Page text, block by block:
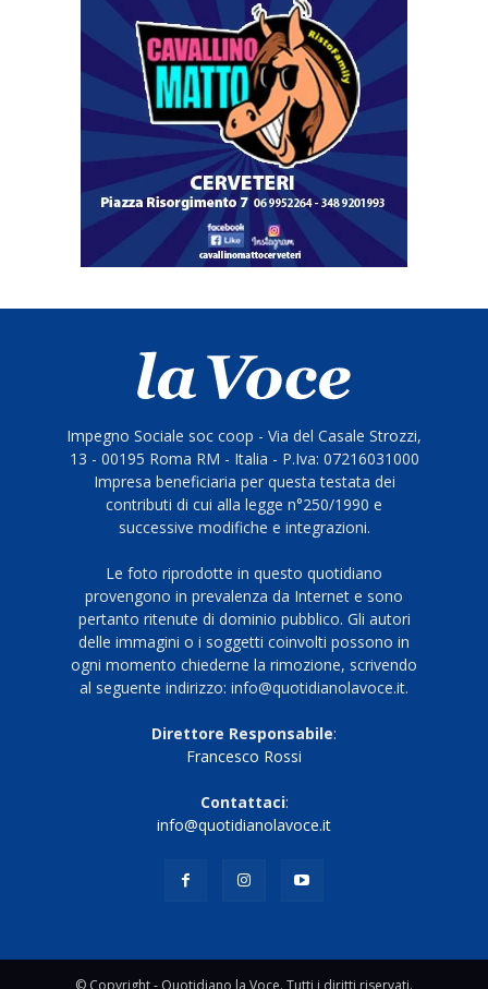
Impegno Sociale soc coop - Via del Casale Strozzi,
13 - 00195 Roma RM - Italia - P.Iva: 07216031000
Impresa beneficiaria per questa testata dei
contributi di cui alla legge n°250/1990 e
successive modifiche e integrazioni.
Le foto riprodotte in questo quotidiano
provengono in prevalenza da Internet e sono
pertanto ritenute di dominio pubblico. Gli autori
delle immagini o i soggetti coinvolti possono in
ogni momento chiederne la rimozione, scrivendo
al seguente indirizzo: info@quotidianolavoce.it.
Direttore Responsabile:
Francesco Rossi
Contattaci:
info@quotidianolavoce.it